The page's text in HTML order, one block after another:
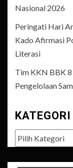
Nasional 2026
Peringati Hari
Kado Afirmasi
Literasi
Tim KKN BBK
Pengelolaan
KATEGORI
Kategori